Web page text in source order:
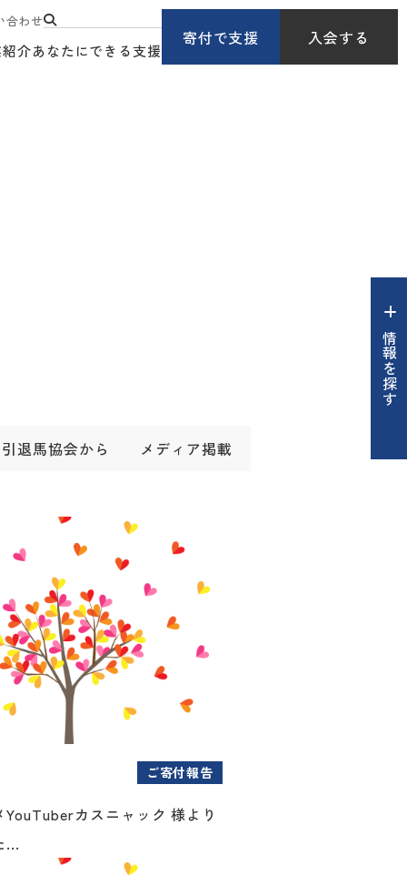
合わせ
介あなたにできる支援
寄付で支援 入会する
情報を探す
引退馬協会から メディア掲載
ご寄付報告
カスニャック 様より
...